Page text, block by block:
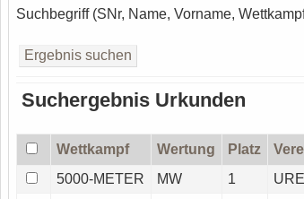
Suchbegriff (SNr, Name, Vorname,
Suchergebnis Urkunden
Wettkampf Wertung Platz
5000-METER
MW 1